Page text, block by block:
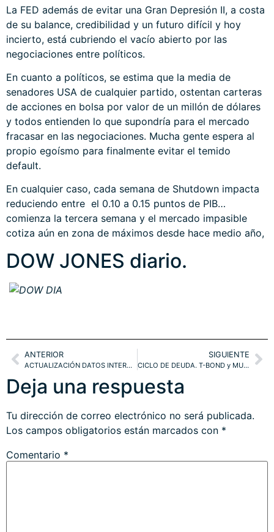
La FED además de evitar una Gran Depresión II, a costa
de su balance, credibilidad y un futuro difícil y hoy
incierto, está cubriendo el vacío abierto por las
negociaciones entre políticos.
En cuanto a políticos, se estima que la media de
senadores USA de cualquier partido, ostentan carteras
de acciones en bolsa por valor de un millón de dólares
y todos entienden lo que supondría para el mercado
fracasar en las negociaciones. Mucha gente espera al
propio egoísmo para finalmente evitar el temido
default.
En cualquier caso, cada semana de Shutdown impacta
reduciendo entre el 0.10 a 0.15 puntos de PIB…
comienza la tercera semana y el mercado impasible
cotiza aún en zona de máximos desde hace medio año,
DOW JONES diario.
ANTERIOR
ACTUALIZACIÓN DATOS INTERNOS SECTOR BANCOS Y NYSE
SIGUIENTE
CICLO DE DEUDA. T-BOND y MUNIS
Deja una respuesta
Tu dirección de correo electrónico no será publicada.
Los campos obligatorios están marcados con *
Comentario *